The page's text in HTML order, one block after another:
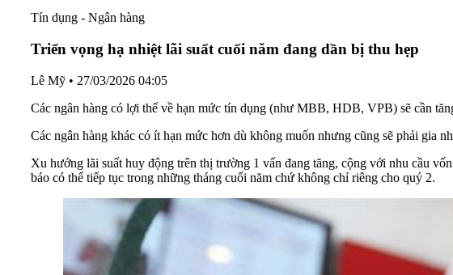
Tín dụng - Ngân hàng
Triển vọng hạ nhiệt lãi suất cuối năm đang dần bị thu hẹp
Lê Mỹ • 27/03/2026 04:05
Các ngân hàng có lợi thế về hạn mức tín dụng (như MBB, HDB, VPB) sẽ cần
Các ngân hàng khác có ít hạn mức hơn dù không muốn nhưng cũng sẽ phải gia
Xu hướng lãi suất huy động trên thị trường 1 vấn đang tăng, cộng với nhu cầu
báo có thể tiếp tục trong những tháng cuối năm chứ không chỉ riêng cho quý 2.